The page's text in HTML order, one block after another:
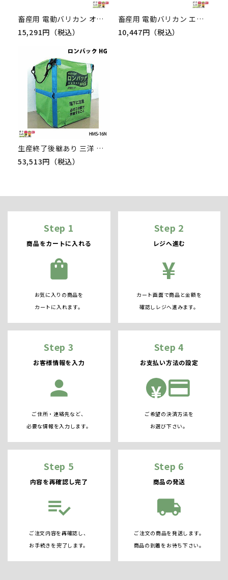
畜産用 電動バリカン オスター替刃 #40 0.25mm刃 14320 極細仕上げ 畜産 酪農 牧畜 産業動物 牛 豚 養豚 家畜
15,291円（税込）
畜産用 電動バリカン エスカ替刃 薄刃 1mm刃 14460 GT511 畜産 酪農 牧畜 産業動物 牛 豚 養豚 家畜
10,447円（税込）
生産終了後継あり 三洋 ロンバックHG HMS-16N 025178 穀物 収穫 フレコン
53,513円（税込）
Step 1
商品をカートに入れる
shopping_bag
お気に入りの商品を
カートに入れます。
Step 2
レジへ進む
¥
カート画面で商品と金額を
確認しレジへ進みます。
Step 3
お客様情報を入力
person
ご住所・連絡先など、
必要な情報を入力します。
Step 4
お支払い方法の設定
¥ credit_card
ご希望の決済方法を
お選び下さい。
Step 5
内容を再確認し完了
playlist_add_check
ご注文内容を再確認し、
お手続きを完了します。
Step 6
商品の発送
local_shipping
ご注文の商品を発送します。
商品の到着をお待ち下さい。